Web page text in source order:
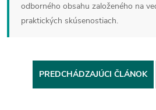
odborného obsahu založeného na
praktických skúsenostiach.
PREDCHÁDZAJÚCI ČLÁNOK